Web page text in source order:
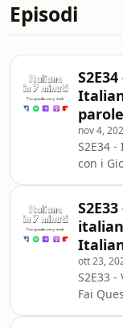
Episodi
nov 4,
S2E34
con i
https://
in-7-
Marco
qui
sarà
➫
ott 23,
S2E33
Fai